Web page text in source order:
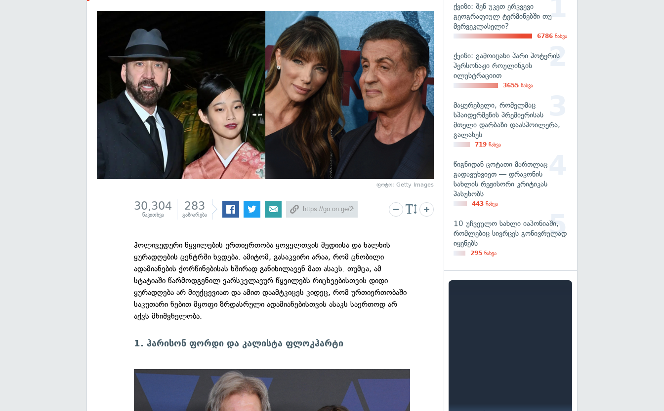
ფოტო: Getty Images
30,304
წაკითხვა
283
გაზიარება
ჰოლივუდური წყვილების ურთიერთობა ყოველთვის მედიისა და ხალხის
ყურადღების ცენტრში ხვდება. ამიტომ, გასაკვირი არაა, რომ ცნობილი
ადამიანების ქორწინებისას ხშირად განიხილავენ მათ ასაკს. თუმცა, ამ
სტატიაში წარმოდგენილ ვარსკვლავურ წყვილებს რიცხვებისთვის დიდი
ყურადღება არ მიუქცევიათ და ამით დაამტკიცეს კიდეც, რომ ურთიერთობაში
საკუთარი ნებით მყოფი ზრდასრული ადამიანებისთვის ასაკს საერთოდ არ
აქვს მნიშვნელობა.
1. ჰარისონ ფორდი და კალისტა ფლოკჰარტი
ქვიზი: შენ უკეთ ერკვევი
გეოგრაფიულ ტერმინებში თუ
მერვეკლასელი?
6786 ნახვა
ქვიზი: გამოიცანი ჰარი პოტერის
პერსონაჟი როულინგის
ილუსტრაციით
3655 ნახვა
მაყურებელი, რომელმაც
სპაიდერმენის პრემიერისას
მთელი დარბაზი დაასპოილერა,
გალახეს
719 ნახვა
წიგნიდან ცოტათი მართლაც
გადავუხვიეთ — დრაკონის
სახლის რეჟისორი კრიტიკას
პასუხობს
443 ნახვა
10 უჩვეულო სახლი იაპონიაში,
რომლებიც სივრცეს გონივრულად
იყენებს
295 ნახვა